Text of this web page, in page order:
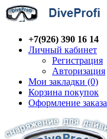
+7(926) 390 16 14
Личный кабинет
Регистрация
Авторизация
Мои закладки (0)
Корзина покупок
Оформление заказа